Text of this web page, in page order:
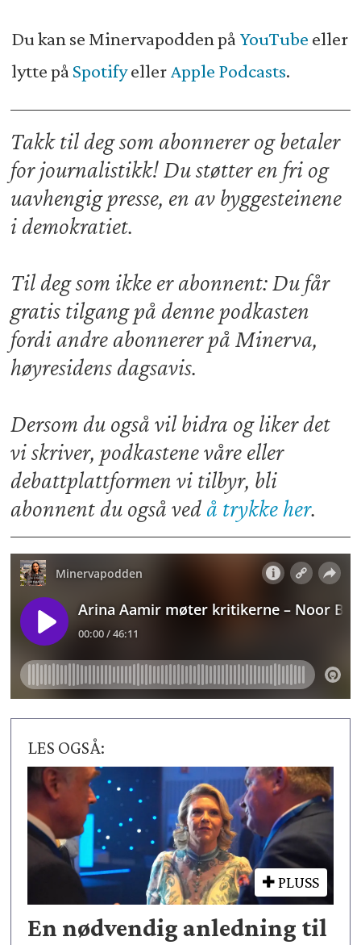
Du kan se Minervapodden på YouTube eller
lytte på Spotifyeller Apple Podcasts.
Takk til deg som abonnerer og betaler
for journalistikk! Du støtter en fri og
uavhengig presse, en av byggesteinene
i demokratiet.
Til deg som ikke er abonnent: Du får
gratis tilgang på denne podkasten
fordi andre abonnerer på Minerva,
høyresidens dagsavis.
Dersom du også vil bidra og liker det
vi skriver, podkastene våre eller
debattplattformen vi tilbyr, bli
abonnent du også ved å trykke her.
LES OGSÅ:
PLUSS
En nødvendig anledning til